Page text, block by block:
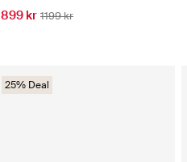
899 kr 1199 kr
25% Deal